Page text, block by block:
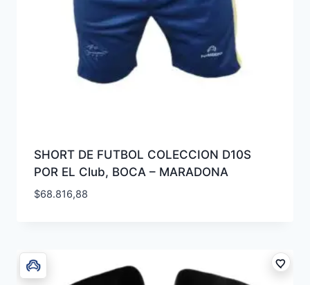
SHORT DE FUTBOL COLECCION D10S
POR EL Club, BOCA – MARADONA
$68.816,88